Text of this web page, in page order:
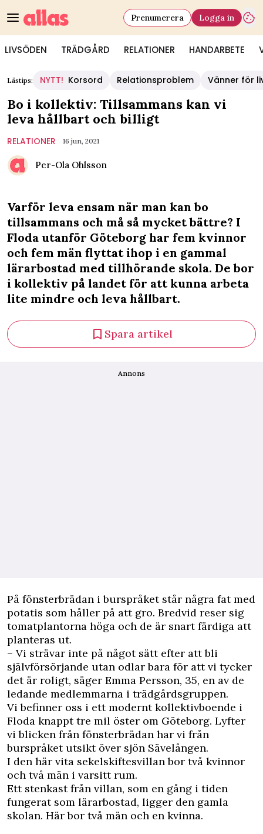
LIVSÖDEN TRÄDGÅRD RELATIONER HANDARBETE
Prenumerera Logga in
Lästips: NYTT! Korsord Relationsproblem Vänner för
Bo i kollektiv: Tillsammans kan vi
leva hållbart och billigt
RELATIONER 16 jun, 2021
Per-Ola Ohlsson
Varför leva ensam när man kan bo
tillsammans och må så mycket bättre? I
Floda utanför Göteborg har fem kvinnor
och fem män flyttat ihop i en gammal
lärarbostad med tillhörande skola. De bor
i kollektiv på landet för att kunna arbeta
lite mindre och leva hållbart.
Spara artikel
Annons
På fönsterbrädan i burspråket står några fat med
potatis som håller på att gro. Bredvid reser sig
tomatplantorna höga och de är snart färdiga att
planteras ut.
– Vi strävar inte på något sätt efter att bli
självförsörjande utan odlar bara för att vi tycker
det är roligt, säger Emma Persson, 35, en av de
ledande medlemmarna i trädgårdsgruppen.
Vi befinner oss i ett modernt kollektivboende i
Floda knappt tre mil öster om Göteborg. Lyfter
vi blicken från fönsterbrädan har vi från
burspråket utsikt över sjön Sävelången.
I den här vita sekelskiftesvillan bor två kvinnor
och två män i varsitt rum.
Ett stenkast från villan, som en gång i tiden
fungerat som lärarbostad, ligger den gamla
skolan. Här bor två män och en kvinna.